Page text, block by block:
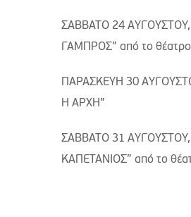
ΣΑΒΒΑΤΟ 24 ΑΥΓΟΥΣΤΟΥ,
ΓΑΜΠΡΟΣ” από το
ΠΑΡΑΣΚΕΥΗ 30
Η ΑΡΧΗ”
ΣΑΒΒΑΤΟ 31 ΑΥΓΟΥΣΤΟΥ,
ΚΑΠΕΤΑΝΙΟΣ” από το